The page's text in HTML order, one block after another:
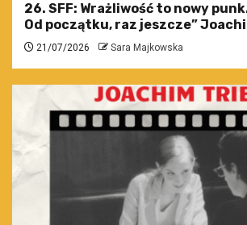
26. SFF: Wrażliwość to nowy
Od początku, raz jeszcze”
21/07/2026 Sara Majkowska